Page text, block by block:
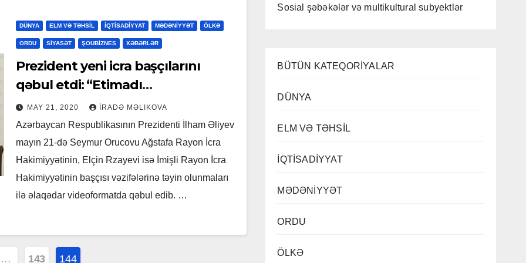
DÜNYA ELM VƏ TƏHSİL İQTİSADİYYAT MƏDƏNİYYƏT ÖLKƏ
ORDU SİYASƏT ŞOUBİZNES XƏBƏRLƏR
Prezident yeni icra başçılarını
qəbul etdi: “Etimadı
doğrultmalısınız” (FOTOLAR)
MAY 21, 2020 İRADƏ MƏLIKOVA
Azərbaycan Respublikasının Prezidenti İlham Əliyev
mayın 21-də Seymur Orucovu Ağstafa Rayon İcra
Hakimiyyətinin, Elçin Rzayevi isə İmişli Rayon İcra
Hakimiyyətinin başçısı vəzifələrinə təyin olunmaları
ilə əlaqədar videoformatda qəbul edib. …
… 143 144
Sosial şəbəkələr və multikultural subyektlər
BÜTÜN KATEQORİYALAR
DÜNYA
ELM VƏ TƏHSİL
İQTİSADİYYAT
MƏDƏNİYYƏT
ORDU
ÖLKƏ